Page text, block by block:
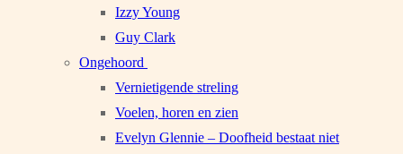
Izzy Young
Guy Clark
Ongehoord
Vernietigende streling
Voelen, horen en zien
Evelyn Glennie – Doofheid bestaat niet